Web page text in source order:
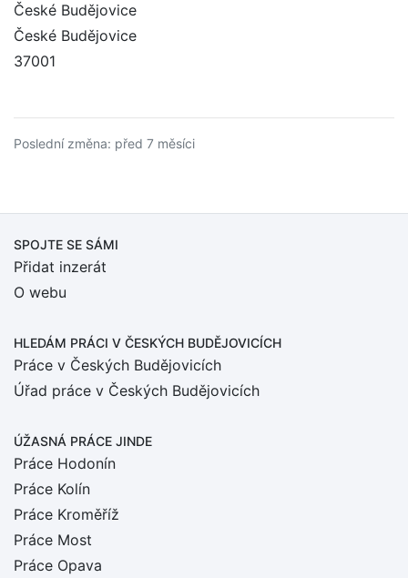
České Budějovice
České Budějovice
37001
Poslední změna: před 7 měsíci
SPOJTE SE SÁMI
Přidat inzerát
O webu
HLEDÁM PRÁCI V ČESKÝCH BUDĚJOVICÍCH
Práce v Českých Budějovicích
Úřad práce v Českých Budějovicích
ÚŽASNÁ PRÁCE JINDE
Práce Hodonín
Práce Kolín
Práce Kroměříž
Práce Most
Práce Opava